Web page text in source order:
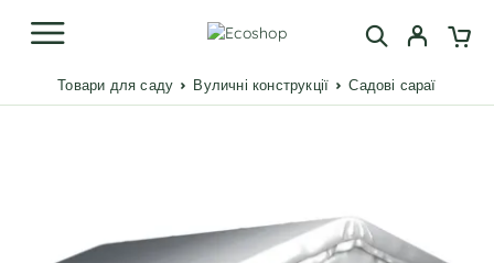
Товари для саду Вуличні конструкції Садові сараї